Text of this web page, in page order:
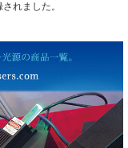
れました。